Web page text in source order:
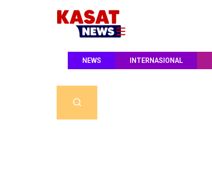
NEWS INTERNASIONAL